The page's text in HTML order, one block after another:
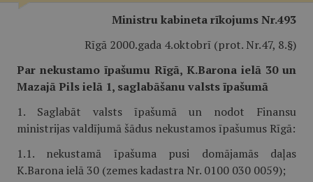
Ministru kabineta rīkojums Nr.493
Rīgā 2000.gada 4.oktobrī (prot. Nr.47, 8.§)
Par nekustamo īpašumu Rīgā, K.Barona ielā 30 un
Mazajā Pils ielā 1, saglabāšanu valsts īpašumā
1. Saglabāt valsts īpašumā un nodot Finansu
ministrijas valdījumā šādus nekustamos īpašumus Rīgā:
1.1. nekustamā īpašuma pusi domājamās daļas
K.Barona ielā 30 (zemes kadastra Nr. 0100 030 0059);